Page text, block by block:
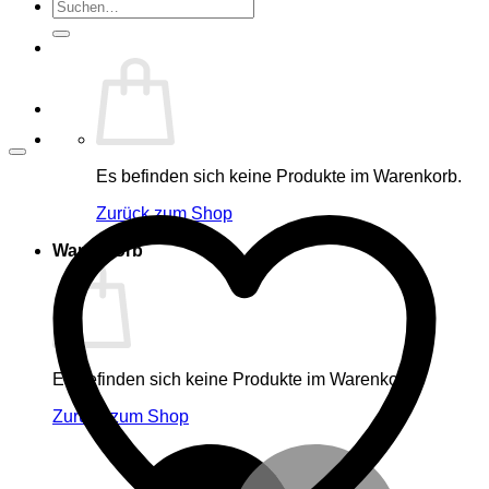
Suche
nach:
Es befinden sich keine Produkte im Warenkorb.
Zurück zum Shop
Warenkorb
Es befinden sich keine Produkte im Warenkorb.
Zurück zum Shop